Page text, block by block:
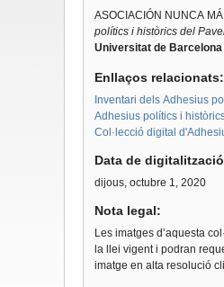
ASOCIACIÓN NUNCA
polítics i històrics del
Universitat de Barcelona
Enllaços
Inventari dels Adhesius
Adhesius polítics i
Col·lecció digital
Data de
dijous, octubre 1, 2020
Nota legal:
Les imatges d’aquesta
la llei vigent i podran
imatge en alta resolució